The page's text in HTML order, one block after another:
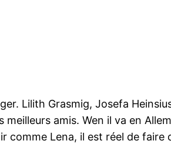
Lilith Grasmig, Josefa
amis. Wen il va en
comme Lena, il est réel de faire